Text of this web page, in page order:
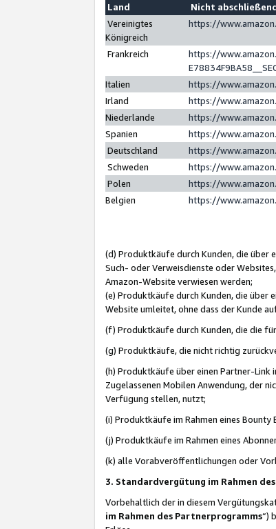
Land
Nicht
Vereinigtes
Königreich
https://
Frankreich
https://
Italien
https://
Irland
https://
Niederlande
https://
Spanien
https://
Deutschland
https://
Schweden
https://
Polen
https://
Belgien
https://
(d) Produktkäufe durch Kunden, die über
Such- oder Verweisdienste oder
Amazon-Website verwiesen werden;
(e) Produktkäufe durch Kunden, die über
Website umleitet, ohne dass der Kunde
(f) Produktkäufe durch Kunden, die die
(g) Produktkäufe, die nicht richtig
(h) Produktkäufe über einen Partner-Link
Zugelassenen Mobilen Anwendung, der
Verfügung stellen, nutzt;
(i) Produktkäufe im Rahmen eines
(j) Produktkäufe im Rahmen eines
(k) alle Vorabveröffentlichungen oder
3. Standardvergütung im Rahmen
Vorbehaltlich der in diesem
im Rahmen des Partnerprogramms“)